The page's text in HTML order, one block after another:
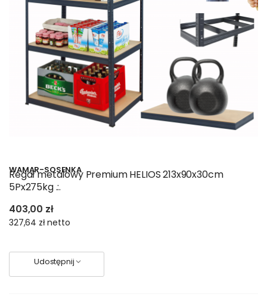
WAMAR-SOSENKA
Regał metalowy Premium HELIOS 213x90x30cm
5Px275kg .:.
403,00 zł
327,64 złnetto
Udostępnij